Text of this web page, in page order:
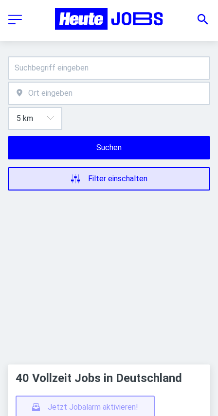
Suchen
Filter einschalten
40 Vollzeit Jobs in Deutschland
Jetzt Jobalarm aktivieren!